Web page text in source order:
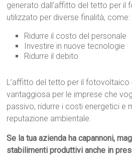
generato dall’affitto del tetto per il
utilizzato per diverse finalità, come:
Ridurre il costo del personale
Investire in nuove tecnologie
Ridurre il debito
L’affitto del tetto per il fotovoltaico
vantaggiosa per le imprese che
passivo, ridurre i costi energetici e
reputazione ambientale.
Se la tua azienda ha capannoni,
stabilimenti produttivi anche in